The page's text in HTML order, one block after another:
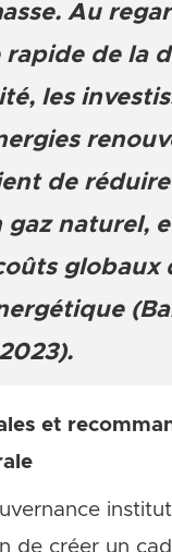
Au
rapide de la
les
de réduire
gaz naturel,
globaux
et
de créer un